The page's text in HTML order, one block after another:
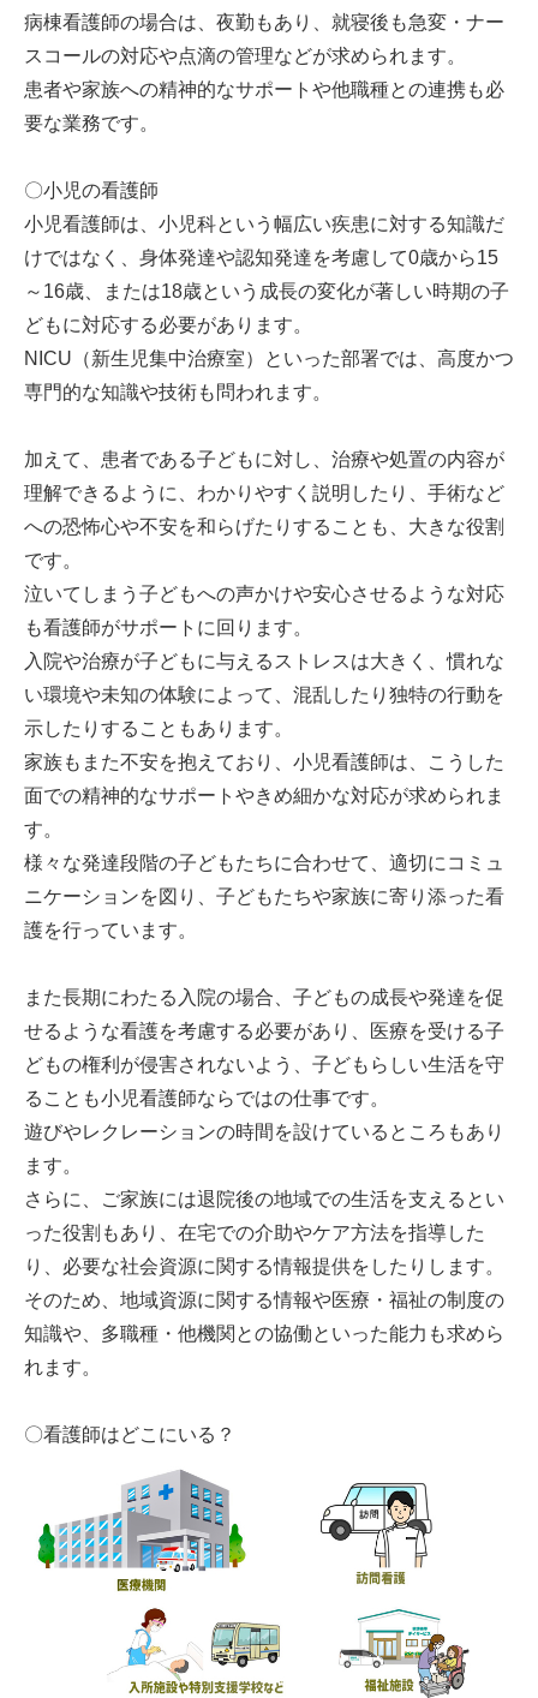
病棟看護師の場合は、夜勤もあり、就寝後も急変・ナー
スコールの対応や点滴の管理などが求められます。
患者や家族への精神的なサポートや他職種との連携も必
要な業務です。
〇小児の看護師
小児看護師は、小児科という幅広い疾患に対する知識だ
けではなく、身体発達や認知発達を考慮して0歳から15
～16歳、または18歳という成長の変化が著しい時期の子
どもに対応する必要があります。
NICU（新生児集中治療室）といった部署では、高度かつ
専門的な知識や技術も問われます。
加えて、患者である子どもに対し、治療や処置の内容が
理解できるように、わかりやすく説明したり、手術など
への恐怖心や不安を和らげたりすることも、大きな役割
です。
泣いてしまう子どもへの声かけや安心させるような対応
も看護師がサポートに回ります。
入院や治療が子どもに与えるストレスは大きく、慣れな
い環境や未知の体験によって、混乱したり独特の行動を
示したりすることもあります。
家族もまた不安を抱えており、小児看護師は、こうした
面での精神的なサポートやきめ細かな対応が求められま
す。
様々な発達段階の子どもたちに合わせて、適切にコミュ
ニケーションを図り、子どもたちや家族に寄り添った看
護を行っています。
また長期にわたる入院の場合、子どもの成長や発達を促
せるような看護を考慮する必要があり、医療を受ける子
どもの権利が侵害されないよう、子どもらしい生活を守
ることも小児看護師ならではの仕事です。
遊びやレクレーションの時間を設けているところもあり
ます。
さらに、ご家族には退院後の地域での生活を支えるとい
った役割もあり、在宅での介助やケア方法を指導した
り、必要な社会資源に関する情報提供をしたりします。
そのため、地域資源に関する情報や医療・福祉の制度の
知識や、多職種・他機関との協働といった能力も求めら
れます。
〇看護師はどこにいる？